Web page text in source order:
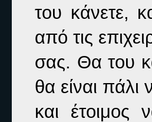
του κάνετε,
από τις
σας. Θα του
θα είναι πάλι
και